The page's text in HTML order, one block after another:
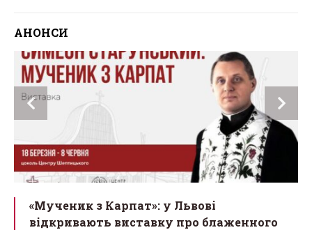
АНОНСИ
«Мученик з Карпат»: у Львові
відкривають виставку про блаженного